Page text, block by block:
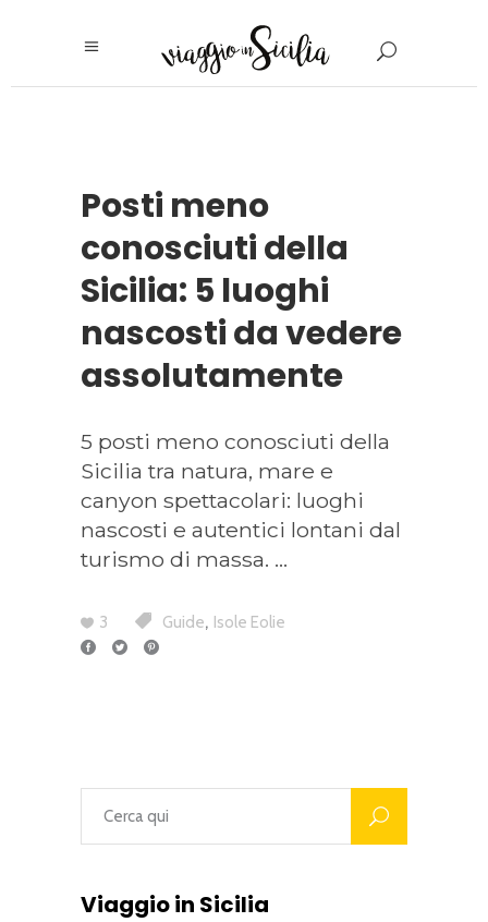
Posti meno
conosciuti della
Sicilia: 5 luoghi
nascosti da vedere
assolutamente
5 posti meno conosciuti della
Sicilia tra natura, mare e
canyon spettacolari: luoghi
nascosti e autentici lontani dal
turismo di massa.
3 Guide, Isole Eolie
Viaggio in Sicilia